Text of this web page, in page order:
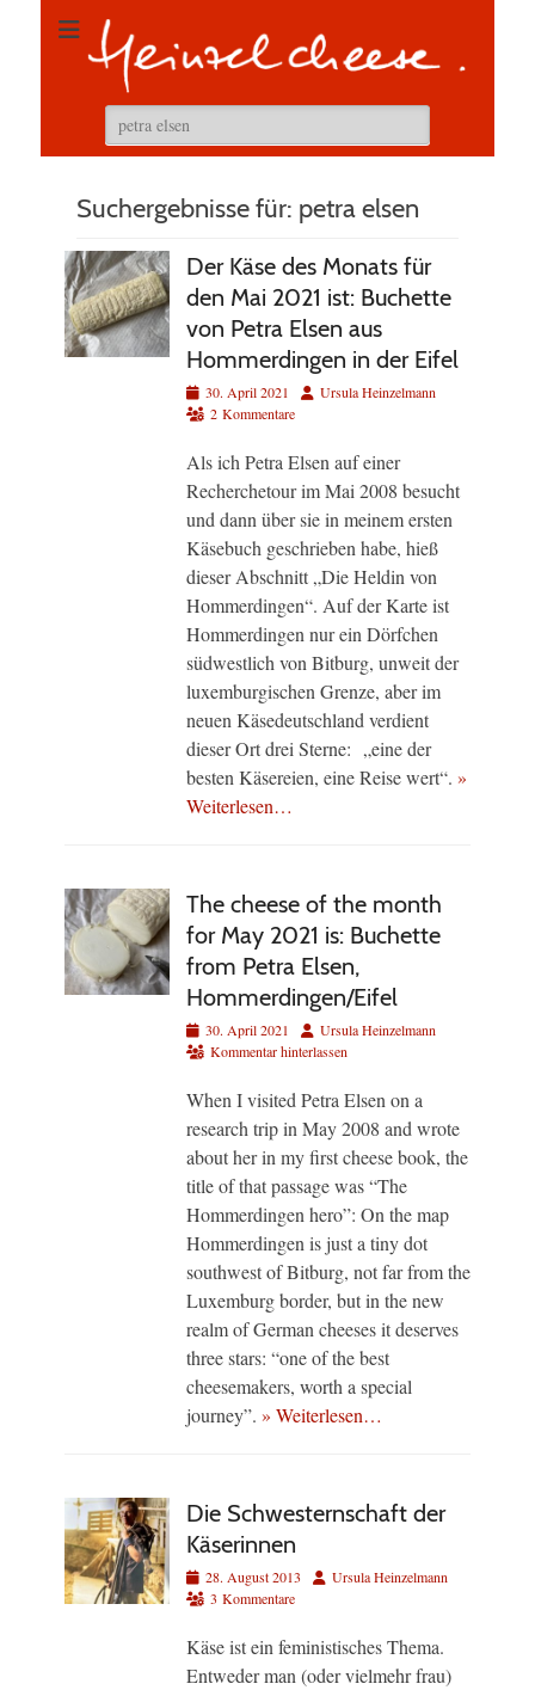
nach:
Suchergebnisse für: petra elsen
Der Käse des Monats für
den Mai 2021 ist: Buchette
von Petra Elsen aus
Hommerdingen in der Eifel
Veröffentlicht
am
30. April 2021 AutorUrsula Heinzelmann
2 Kommentare
Als ich Petra Elsen auf einer
Recherchetour im Mai 2008 besucht
und dann über sie in meinem ersten
Käsebuch geschrieben habe, hieß
dieser Abschnitt „Die Heldin von
Hommerdingen“. Auf der Karte ist
Hommerdingen nur ein Dörfchen
südwestlich von Bitburg, unweit der
luxemburgischen Grenze, aber im
neuen Käsedeutschland verdient
dieser Ort drei Sterne: „eine der
besten Käsereien, eine Reise wert“. »
Weiterlesen…
The cheese of the month
for May 2021 is: Buchette
from Petra Elsen,
Hommerdingen/Eifel
Veröffentlicht
am
30. April 2021 AutorUrsula Heinzelmann
Kommentar hinterlassen
When I visited Petra Elsen on a
research trip in May 2008 and wrote
about her in my first cheese book, the
title of that passage was “The
Hommerdingen hero”: On the map
Hommerdingen is just a tiny dot
southwest of Bitburg, not far from the
Luxemburg border, but in the new
realm of German cheeses it deserves
three stars: “one of the best
cheesemakers, worth a special
journey”. » Weiterlesen…
Die Schwesternschaft der
Käserinnen
Veröffentlicht
am
28. August 2013 AutorUrsula Heinzelmann
3 Kommentare
Käse ist ein feministisches Thema.
Entweder man (oder vielmehr frau)